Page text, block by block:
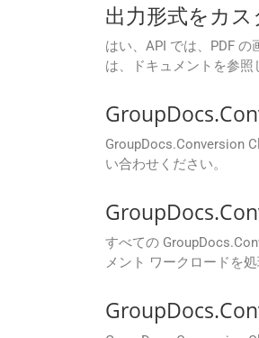
出力形式をカ
はい、API では、PDF
は、ドキュメントを参照
GroupDocs.Conversion
い合わせください。
すべての
メント ワークロードを